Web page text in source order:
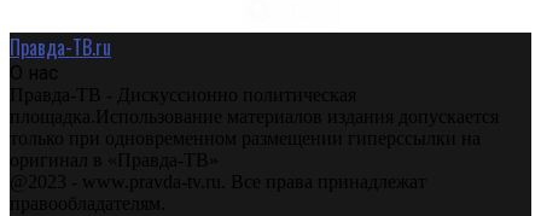
Правда-ТВ.ru
О нас
Правда-ТВ - Дискуссионно политическая
площадка.Использование материалов издания допускается
только при одновременном размещении гиперссылки на
оригинал в «Правда-ТВ»
@2023 - www.pravda-tv.ru. Все права принадлежат
правообладателям.